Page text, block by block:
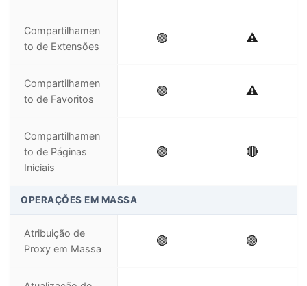
Compartilhamen
to de Extensões
🟢 ⚠️
Compartilhamen
to de Favoritos
🟢 ⚠️
Compartilhamen
to de Páginas
Iniciais
🟢 🔴
OPERAÇÕES EM MASSA
Atribuição de
Proxy em Massa
🟢 🟢